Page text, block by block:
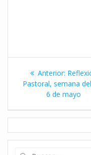
de
entradas
Anterior:
anterior:
Pastoral, semana
6 de mayo